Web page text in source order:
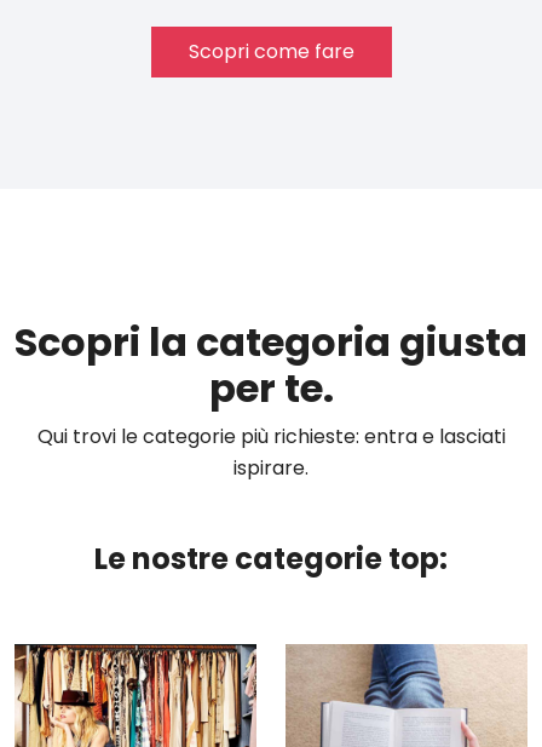
Scopri come fare
Scopri la categoria giusta
per te.
Qui trovi le categorie più richieste: entra e lasciati
ispirare.
Le nostre categorie top: